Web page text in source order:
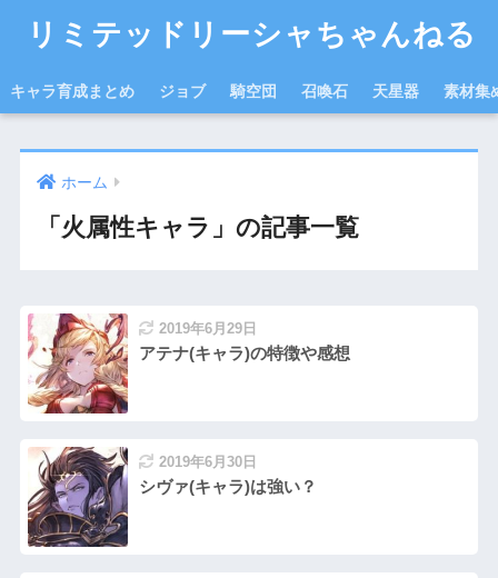
リミテッドリーシャちゃんねる
キャラ育成まとめ ジョブ 騎空団 召喚石 天星器 素材集
ホーム
「火属性キャラ」の記事一覧
2019年6月29日
アテナ(キャラ)の特徴や感想
2019年6月30日
シヴァ(キャラ)は強い？